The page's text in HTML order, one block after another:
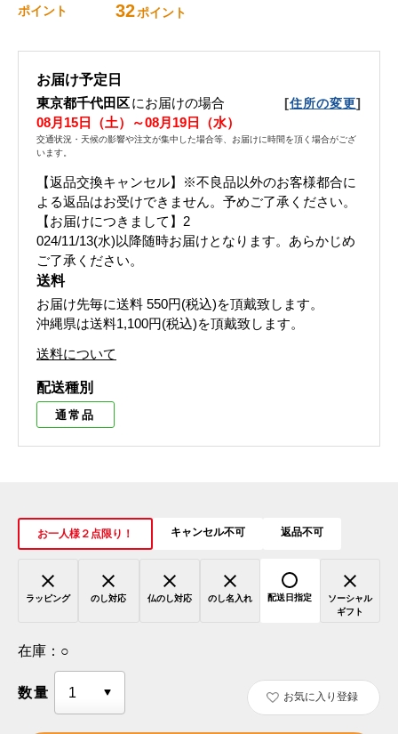
ポイント 32ポイント
お届け予定日
東京都千代田区にお届けの場合 [住所の変更]
08月15日（土）～08月19日（水）
交通状況・天候の影響や注文が集中した場合等、お届けに時間を頂く場合がござ
います。
【返品交換キャンセル】※不良品以外のお客様都合に
よる返品はお受けできません。予めご了承ください。
【お届けにつきまして】2
024/11/13(水)以降随時お届けとなります。あらかじめ
ご了承ください。
送料
お届け先毎に送料 550円(税込)を頂戴致します。
沖縄県は送料1,100円(税込)を頂戴致します。
送料について
配送種別
通常品
お一人様２点限り！ キャンセル不可 返品不可
ラッピング のし対応 仏のし対応 のし名入れ 配送日指定
ソーシャル
ギフト
在庫： ○
数量 お気に入り登録